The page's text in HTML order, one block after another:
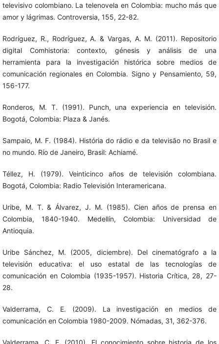
televisivo colombiano. La telenovela en Colombia: mucho más que
amor y lágrimas. Controversia, 155, 22-82.
Rodríguez, R., Rodríguez, A. & Vargas, A. M. (2011). Repositorio
digital Comhistoria: contexto, génesis y análisis de una
herramienta para la investigación histórica sobre medios de
comunicación regionales en Colombia. Signo y Pensamiento, 59,
156-177.
Ronderos, M. T. (1991). Punch, una experiencia en televisión.
Bogotá, Colombia: Plaza & Janés.
Sampaio, M. F. (1984). História do rádio e da televisão no Brasil e
no mundo. Río de Janeiro, Brasil: Achiamé.
Téllez, H. (1979). Veinticinco años de televisión colombiana.
Bogotá, Colombia: Radio Televisión Interamericana.
Uribe, M. T. & Álvarez, J. M. (1985). Cien años de prensa en
Colombia, 1840-1940. Medellín, Colombia: Universidad de
Antioquia.
Uribe Sánchez, M. (2005, diciembre). Del cinematógrafo a la
televisión educativa: el uso estatal de las tecnologías de
comunicación en Colombia (1935-1957). Historia Crítica, 28, 27-
28.
Valderrama, C. E. (2009). La investigación en medios de
comunicación en Colombia 1980-2009. Nómadas, 31, 362-376.
Valderrama, C. E. (2010). El conocimiento sobre historia de los